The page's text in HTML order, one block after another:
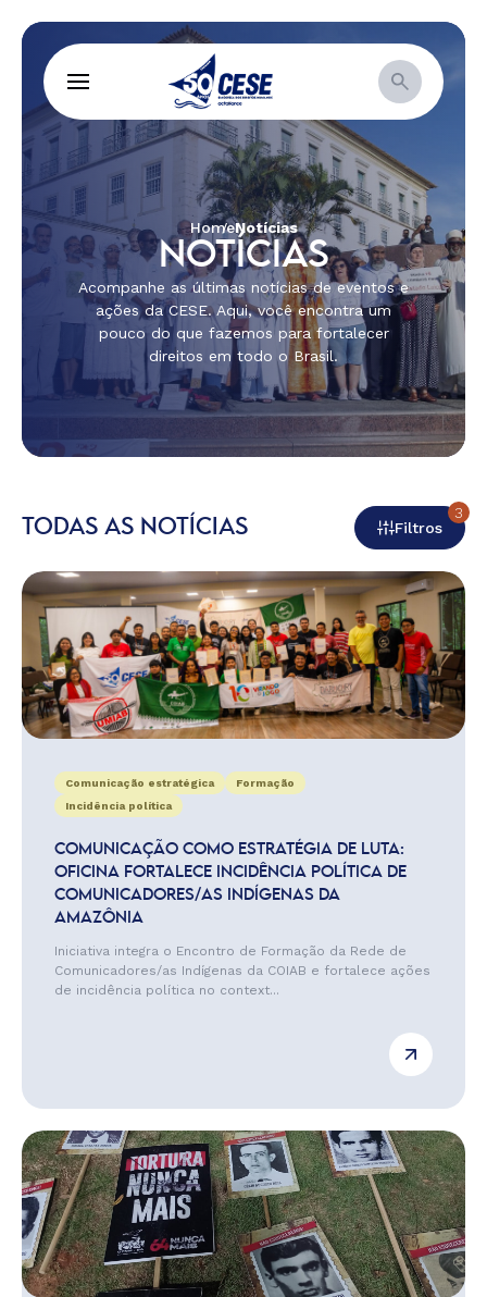
HomeNotícias
NOTÍCIAS
Acompanhe as últimas notícias de eventos e
ações da CESE. Aqui, você encontra um
pouco do que fazemos para fortalecer
direitos em todo o Brasil.
TODAS AS NOTÍCIAS Filtros
3
Comunicação estratégica
Formação
Incidência política
COMUNICAÇÃO COMO ESTRATÉGIA DE LUTA:
OFICINA FORTALECE INCIDÊNCIA POLÍTICA DE
COMUNICADORES/AS INDÍGENAS DA
AMAZÔNIA
Iniciativa integra o Encontro de Formação da Rede de
Comunicadores/as Indígenas da COIAB e fortalece ações
de incidência política no context...